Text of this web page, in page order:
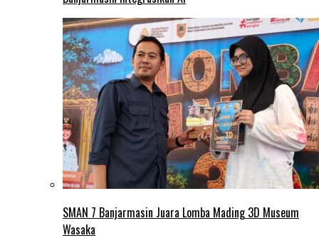
SMAN 7 Banjarmasin Juara Lomba Mading 3D Museum
Wasaka